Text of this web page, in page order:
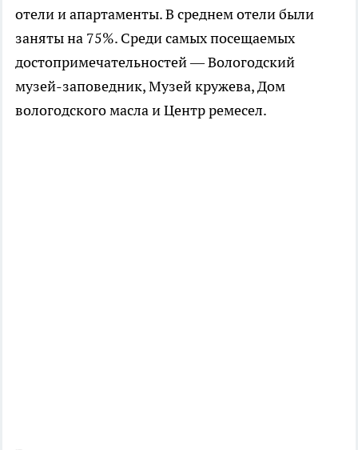
отели и апартаменты. В среднем отели были
заняты на 75%. Среди самых посещаемых
достопримечательностей — Вологодский
музей-заповедник, Музей кружева, Дом
вологодского масла и Центр ремесел.